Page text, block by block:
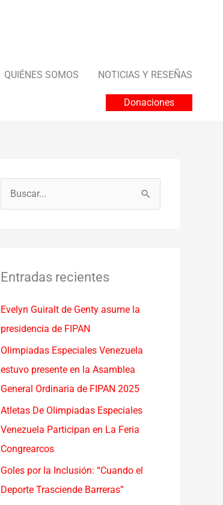
QUIÉNES SOMOS NOTICIAS Y RESEÑAS
Donaciones
a
p
o
r
:
Entradas recientes
Evelyn Guiralt de Genty asume la
presidencia de FIPAN
Olimpiadas Especiales Venezuela
estuvo presente en la Asamblea
General Ordinaria de FIPAN 2025
Atletas De Olimpiadas Especiales
Venezuela Participan en La Feria
Congrearcos
Goles por la Inclusión: “Cuando el
Deporte Trasciende Barreras”